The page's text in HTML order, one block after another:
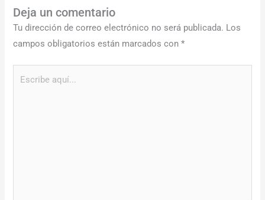
Deja un comentario
Tu dirección de correo electrónico no será publicada. Los
campos obligatorios están marcados con*